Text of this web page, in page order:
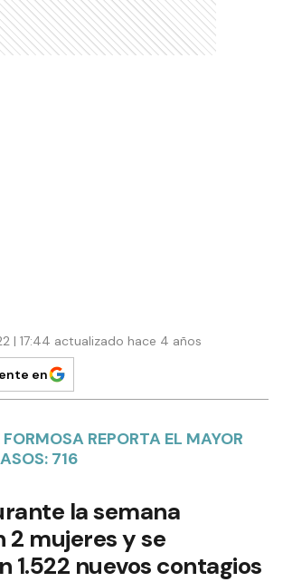
| 17:44 actualizado hace 4 años
en
REPORTA EL MAYOR
716
la semana
2 mujeres y se
1.522 nuevos contagios